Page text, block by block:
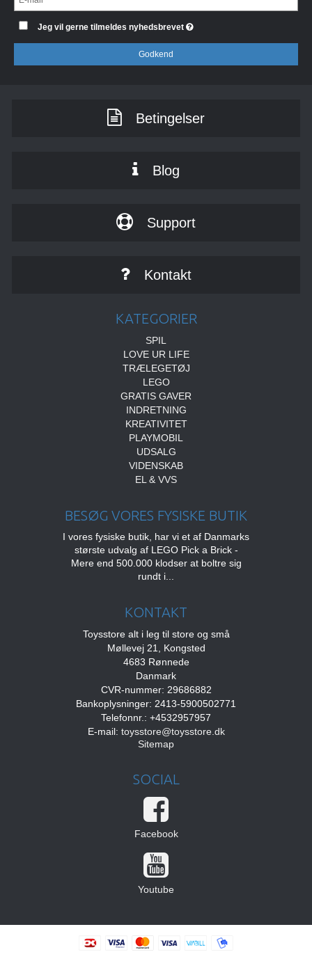
Jeg vil gerne tilmeldes nyhedsbrevet
Godkend
Betingelser
Blog
Support
Kontakt
KATEGORIER
SPIL
LOVE UR LIFE
TRÆLEGETØJ
LEGO
GRATIS GAVER
INDRETNING
KREATIVITET
PLAYMOBIL
UDSALG
VIDENSKAB
EL & VVS
BESØG VORES FYSISKE BUTIK
I vores fysiske butik, har vi et af Danmarks
største udvalg af LEGO Pick a Brick -
Mere end 500.000 klodser at boltre sig
rundt i...
KONTAKT
Toysstore alt i leg til store og små
Møllevej 21, Kongsted
4683 Rønnede
Danmark
CVR-nummer: 29686882
Bankoplysninger: 2413-5900502771
Telefonnr.: +4532957957
E-mail: toysstore@toysstore.dk
Sitemap
SOCIAL
Facebook
Youtube